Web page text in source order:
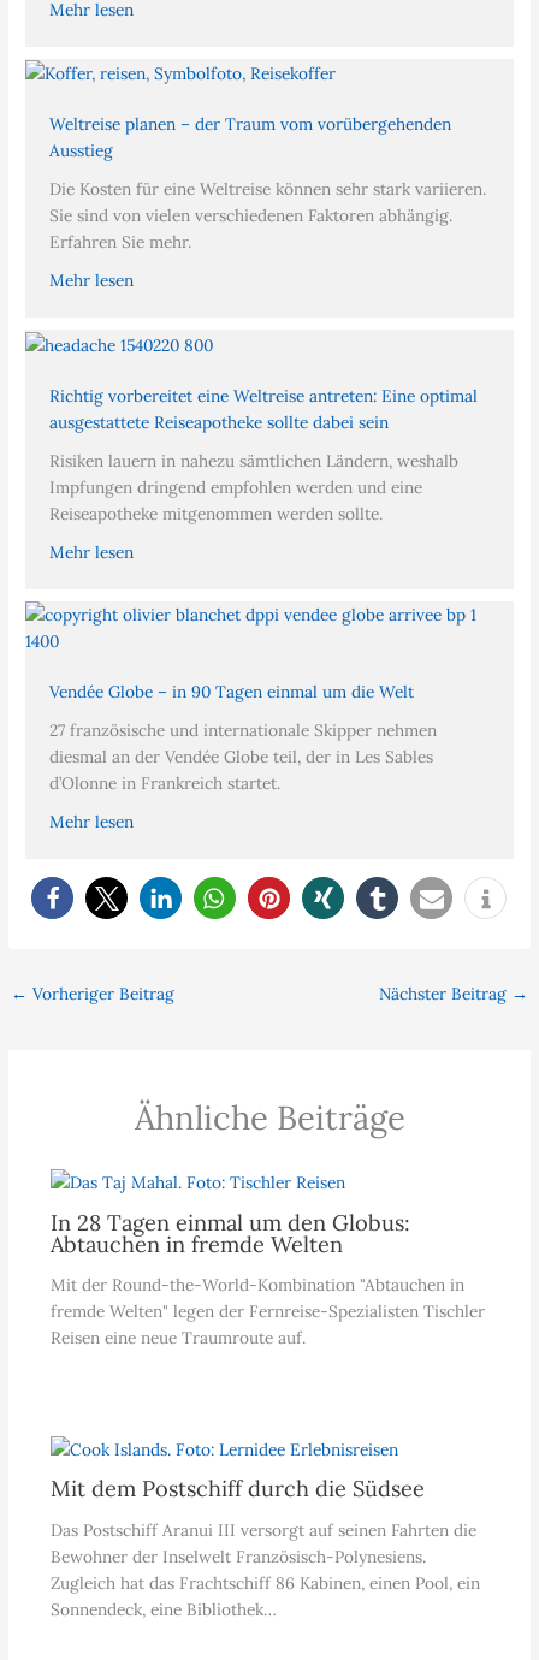
Mehr lesen
Weltreise planen – der Traum vom vorübergehenden
Ausstieg
Die Kosten für eine Weltreise können sehr stark variieren.
Sie sind von vielen verschiedenen Faktoren abhängig.
Erfahren Sie mehr.
Mehr lesen
Richtig vorbereitet eine Weltreise antreten: Eine optimal
ausgestattete Reiseapotheke sollte dabei sein
Risiken lauern in nahezu sämtlichen Ländern, weshalb
Impfungen dringend empfohlen werden und eine
Reiseapotheke mitgenommen werden sollte.
Mehr lesen
Vendée Globe – in 90 Tagen einmal um die Welt
27 französische und internationale Skipper nehmen
diesmal an der Vendée Globe teil, der in Les Sables
d’Olonne in Frankreich startet.
Mehr lesen
← Vorheriger Beitrag Nächster Beitrag →
Ähnliche Beiträge
In 28 Tagen einmal um den Globus:
Abtauchen in fremde Welten
Mit der Round-the-World-Kombination "Abtauchen in
fremde Welten" legen der Fernreise-Spezialisten Tischler
Reisen eine neue Traumroute auf.
Mit dem Postschiff durch die Südsee
Das Postschiff Aranui III versorgt auf seinen Fahrten die
Bewohner der Inselwelt Französisch-Polynesiens.
Zugleich hat das Frachtschiff 86 Kabinen, einen Pool, ein
Sonnendeck, eine Bibliothek…